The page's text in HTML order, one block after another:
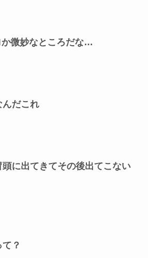
微妙なところだな…
んだこれ
に出てきてその後出てこない
？